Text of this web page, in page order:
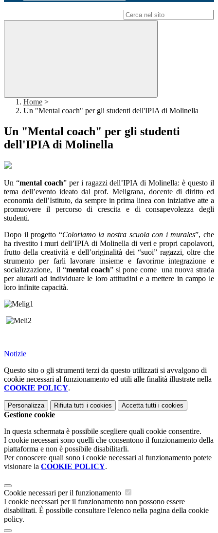
Home >
Un "Mental coach" per gli studenti dell'IPIA di Molinella
Un "Mental coach" per gli studenti
dell'IPIA di Molinella
Un “mental coach” per i ragazzi dell’IPIA di Molinella: è questo il
tema dell’evento ideato dal prof. Meligrana, docente di diritto ed
economia dell’Istituto, da sempre in prima linea con iniziative atte a
promuovere il percorso di crescita e di consapevolezza degli
studenti.
Dopo il progetto “Coloriamo la nostra scuola con i murales”, che
ha rivestito i muri dell’IPIA di Molinella di veri e propri capolavori,
frutto della creatività e dell’originalità dei “suoi” ragazzi, oltre che
strumento per farli lavorare insieme e favorirne integrazione e
socializzazione, il “mental coach” si pone come una nuova strada
per aiutarli ad individuare le loro attitudini e a mettere in campo le
loro infinite capacità.
Notizie
Questo sito o gli strumenti terzi da questo utilizzati si avvalgono di
cookie necessari al funzionamento ed utili alle finalità illustrate nella
COOKIE POLICY.
Personalizza Rifiuta tutti i cookies Accetta tutti i cookies
Gestione cookie
In questa schermata è possibile scegliere quali cookie consentire.
I cookie necessari sono quelli che consentono il funzionamento della
piattaforma e non è possibile disabilitarli.
Per conoscere quali sono i cookie necessari al funzionamento potete
visionare la COOKIE POLICY.
Cookie necessari per il funzionamento
I cookie necessari per il funzionamento non possono essere
disabilitati. È possibile consultare l'elenco nella pagina della cookie
policy.